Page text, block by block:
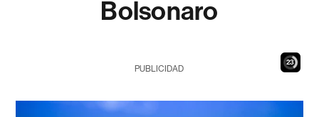
Bolsonaro
21
PUBLICIDAD